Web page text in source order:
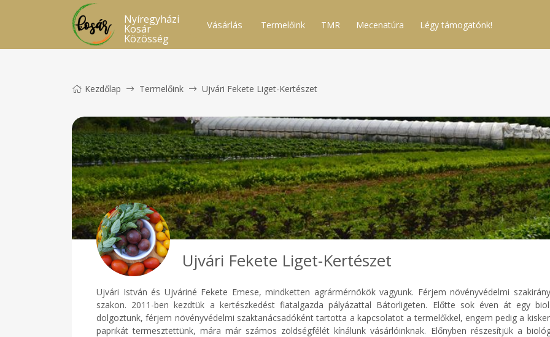
Nyíregyházi
Kosár
Közösség
Vásárlás Termelőink TMR Mecenatúra Légy támogatónk!
Kezdőlap Termelőink Ujvári Fekete Liget-Kertészet
Ujvári Fekete Liget-Kertészet
Ujvári István és Ujváriné Fekete Emese, mindketten agrármérnökök vagyunk. Férjem növényvédelmi
szakon. 2011-ben kezdtük a kertészkedést fiatalgazda pályázattal Bátorligeten. Előtte sok éven át egy
dolgoztunk, férjem növényvédelmi szaktanácsadóként tartotta a kapcsolatot a termelőkkel, engem pedig a
paprikát termesztettünk, mára már számos zöldségfélét kínálunk vásárlóinknak. Előnyben részesítjük a